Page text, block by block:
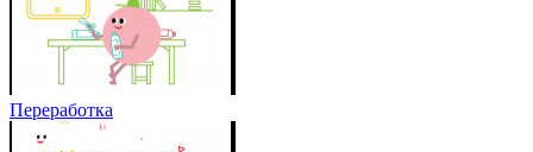
Переработка